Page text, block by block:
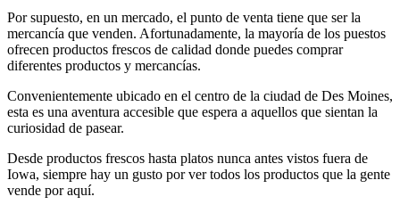
Por supuesto, en un mercado, el punto de venta tiene que ser la
mercancía que venden. Afortunadamente, la mayoría de los puestos
ofrecen productos frescos de calidad donde puedes comprar
diferentes productos y mercancías.
Convenientemente ubicado en el centro de la ciudad de Des Moines,
esta es una aventura accesible que espera a aquellos que sientan la
curiosidad de pasear.
Desde productos frescos hasta platos nunca antes vistos fuera de
Iowa, siempre hay un gusto por ver todos los productos que la gente
vende por aquí.